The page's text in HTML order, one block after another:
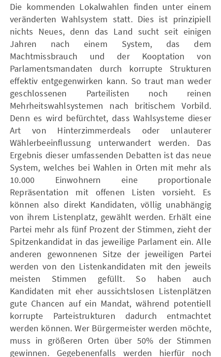
Die kommenden Lokalwahlen finden unter einem
veränderten Wahlsystem statt. Dies ist prinzipiell
nichts Neues, denn das Land sucht seit einigen
Jahren nach einem System, das dem
Machtmissbrauch und der Kooptation von
Parlamentsmandaten durch korrupte Strukturen
effektiv entgegenwirken kann. So traut man weder
geschlossenen Parteilisten noch reinen
Mehrheitswahlsystemen nach britischem Vorbild.
Denn es wird befürchtet, dass Wahlsysteme dieser
Art von Hinterzimmerdeals oder unlauterer
Wählerbeeinflussung unterwandert werden. Das
Ergebnis dieser umfassenden Debatten ist das neue
System, welches bei Wahlen in Orten mit mehr als
10.000 Einwohnern eine proportionale
Repräsentation mit offenen Listen vorsieht. Es
können also direkt Kandidaten, völlig unabhängig
von ihrem Listenplatz, gewählt werden. Erhält eine
Partei mehr als fünf Prozent der Stimmen, zieht der
Spitzenkandidat in das jeweilige Parlament ein. Alle
anderen gewonnenen Sitze der jeweiligen Partei
werden von den Listenkandidaten mit den jeweils
meisten Stimmen gefüllt. So haben auch
Kandidaten mit eher aussichtslosen Listenplätzen
gute Chancen auf ein Mandat, während potentiell
korrupte Parteistrukturen dadurch entmachtet
werden können. Wer Bürgermeister werden möchte,
muss in größeren Orten über 50% der Stimmen
gewinnen. Gegebenenfalls werden hierfür noch